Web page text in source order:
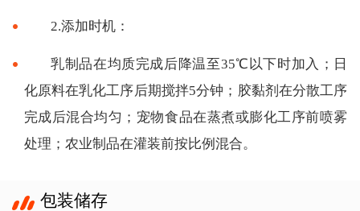
2.添加时机：
乳制品在均质完成后降温至35℃以下时加入；日
化原料在乳化工序后期搅拌5分钟；胶黏剂在分散工序
完成后混合均匀；宠物食品在蒸煮或膨化工序前喷雾
处理；农业制品在灌装前按比例混合。
包装储存